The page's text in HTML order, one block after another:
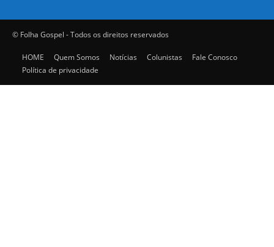
© Folha Gospel - Todos os direitos reservados
HOME Quem Somos Notícias Colunistas
Fale Conosco
Política de privacidade